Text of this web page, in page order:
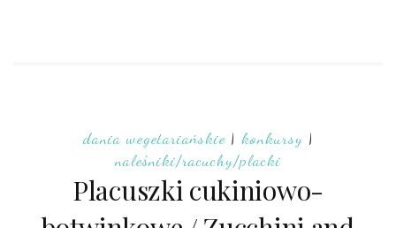
dania wegetariańskie| konkursy |
naleśniki/racuchy/placki
Placuszki cukiniowo-